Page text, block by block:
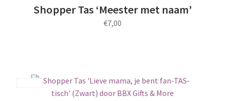
Shopper Tas ‘Meester met naam’
€7,00